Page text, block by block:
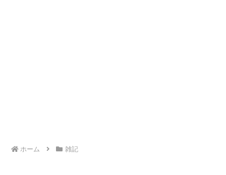
ホーム 雑記